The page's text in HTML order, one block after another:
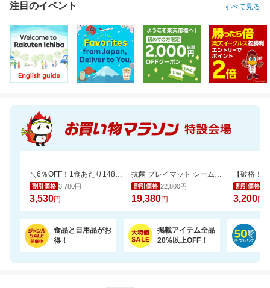
注目のイベント すべて見る
＼6％OFF！1食あたり148円／エコ梱包！パックご飯 180g×24食
割引価格 3,780円
3,530円
抗菌 プレイマット シームレス 折りたたみ 持ち手付き 防音 厚み4cm GUMODE
割引価格 22,800円
19,380円
割引価格
3,200円
食品と日用品がお
得！
掲載アイテム全品
20%以上OFF！